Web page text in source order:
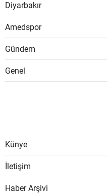
Diyarbakır
Amedspor
Gündem
Genel
Künye
İletişim
Haber Arşivi